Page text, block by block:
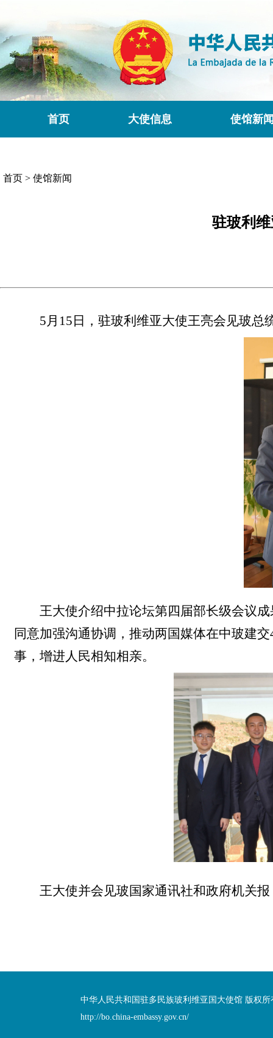
首页 大使信息 使馆新
首页 > 使馆新闻
驻玻利
5月15日，驻玻利维亚大使王亮会见玻
王大使介绍中拉论坛第四届部长级会议
同意加强沟通协调，推动两国媒体在中玻建
事，增进人民相知相亲。
王大使并会见玻国家通讯社和政府机关
中华人民共和国驻多民族玻利维亚国大使馆 版权所
http://bo.china-embassy.gov.cn/